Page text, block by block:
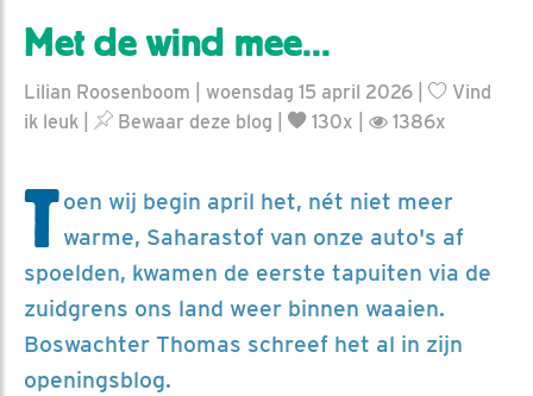
Met de wind mee...
Lilian Roosenboom | woensdag 15 april 2026 |
Vind
ik leuk
Bewaar deze blog 130x | 1386x
Toen wij begin april het, nét niet meer
warme, Saharastof van onze auto's af
spoelden, kwamen de eerste tapuiten via de
zuidgrens ons land weer binnen waaien.
Boswachter Thomas schreef het al in zijn
openingsblog.